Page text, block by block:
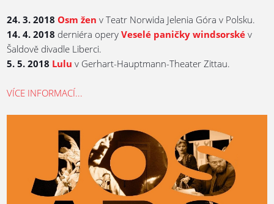
24. 3. 2018 Osm žen v Teatr Norwida Jelenia Góra v Polsku.
14. 4. 2018 derniéra operyVeselé paničky windsorské v
Šaldově divadle Liberci.
5. 5. 2018 Lulu v Gerhart-Hauptmann-Theater Zittau.
VÍCE INFORMACÍ...